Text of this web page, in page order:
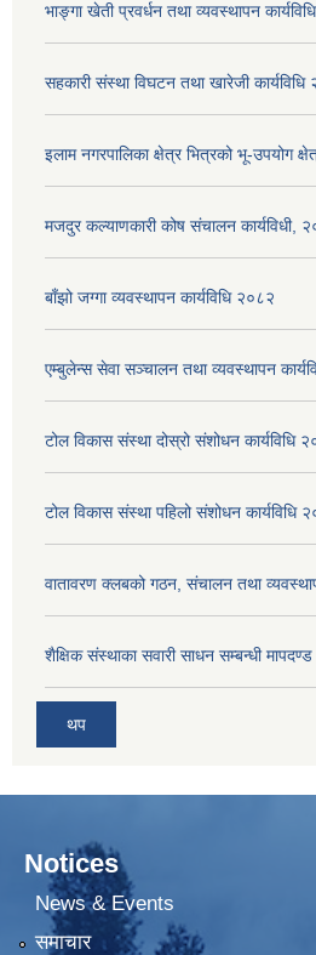
भाङ्गा खेती प्रवर्धन तथा व्यवस्थापन
सहकारी संस्था विघटन तथा खारेजी
इलाम नगरपालिका क्षेत्र भित्रको भू-उपयोग
मजदुर कल्याणकारी कोष संचालन कार्यविधी,
बाँझो जग्गा व्यवस्थापन कार्यविधि २०८२
एम्बुलेन्स सेवा सञ्चालन तथा व्यवस्थापन
टोल विकास संस्था दोस्रो संशोधन कार्यविधि
टोल विकास संस्था पहिलो संशोधन कार्यविधि
वातावरण क्लबको गठन, संचालन तथा
शैक्षिक संस्थाका सवारी साधन सम्बन्धी
थप
Notices
News & Events
समाचार